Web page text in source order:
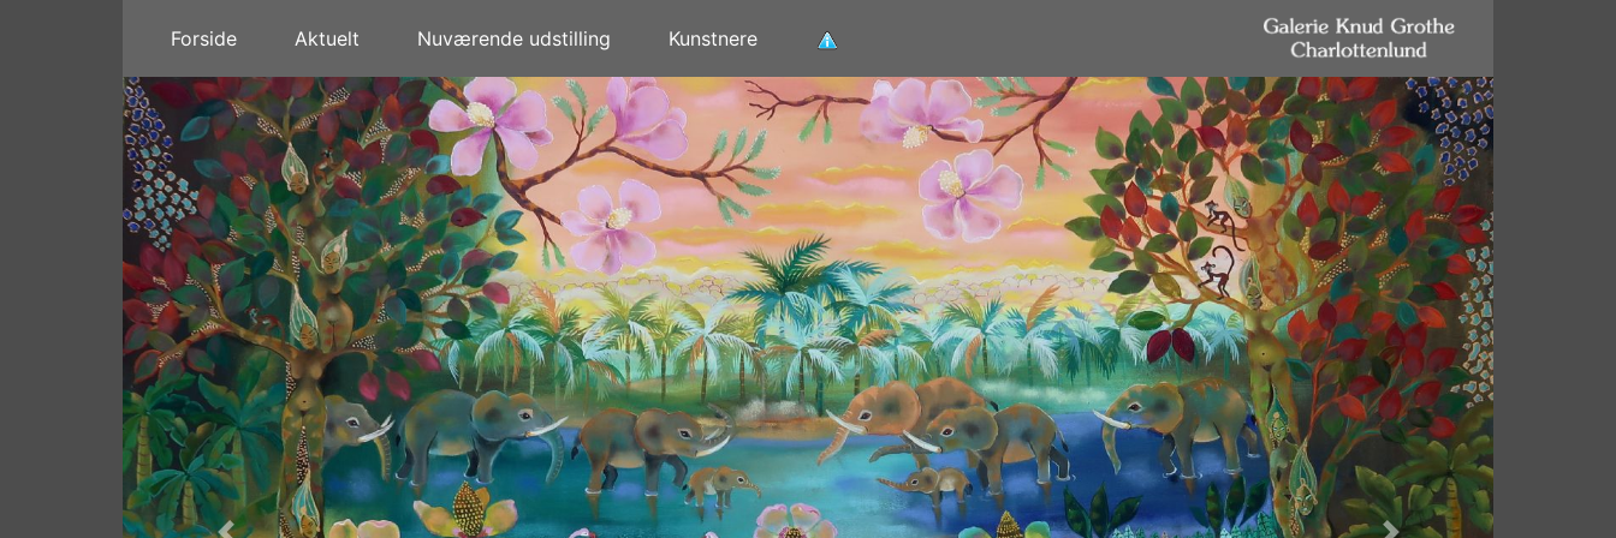
Forside Aktuelt Nuværende udstilling Kunstnere